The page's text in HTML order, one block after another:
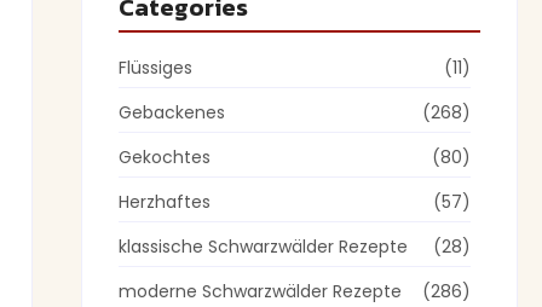
Categories
Flüssiges
(11)
Gebackenes
(268)
Gekochtes
(80)
Herzhaftes
(57)
klassische Schwarzwälder Rezepte
(28)
moderne Schwarzwälder Rezepte
(286)